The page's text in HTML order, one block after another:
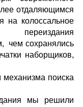
отдаляющимся
на колоссальное
переиздания
чем сохранялись
наборщиков,
поиска
мы решили